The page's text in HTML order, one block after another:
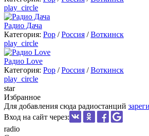
play_circle
Радио Дача
Категория: Pop /Россия /Воткинск
play_circle
Радио Love
Категория: Pop /Россия /Воткинск
play_circle
star
Избранное
Для добавления сюда радиостанций
Вход на сайт через:
radio